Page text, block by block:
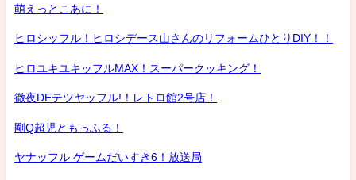
萌えっとこあに！
ヒロシッフル！ヒロシデース山さんのリフォームひとりDIY！！
ヒロユキユキッフルMAX！スーパークッキング！
徹夜DEテツヤッフル!！レトロ館2号店！
剛Q超児ともっふる！
ヤナッフル ゲームだいすき6！放送局